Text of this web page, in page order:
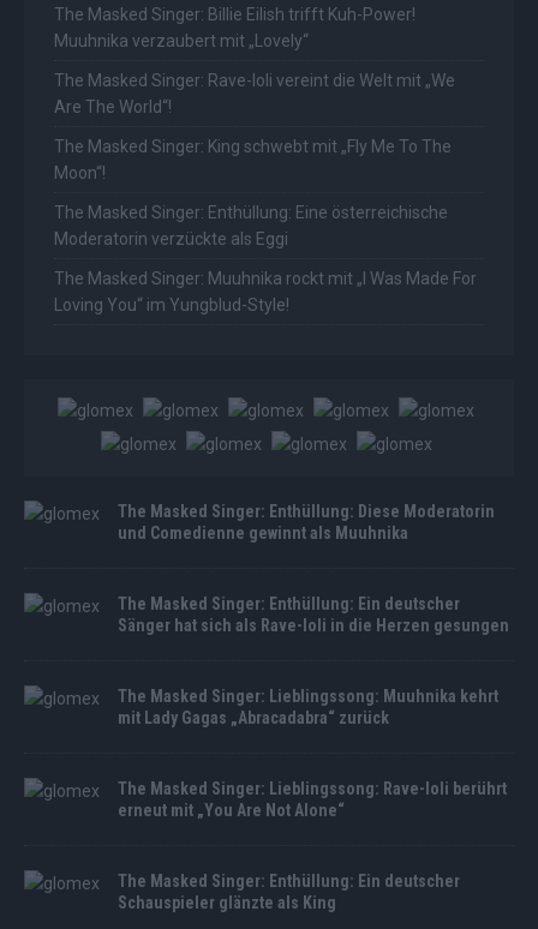
The Masked Singer: Billie Eilish trifft Kuh-Power!
Muuhnika verzaubert mit „Lovely“
The Masked Singer: Rave-Ioli vereint die Welt mit „We
Are The World“!
The Masked Singer: King schwebt mit „Fly Me To The
Moon“!
The Masked Singer: Enthüllung: Eine österreichische
Moderatorin verzückte als Eggi
The Masked Singer: Muuhnika rockt mit „I Was Made For
Loving You“ im Yungblud-Style!
The Masked Singer: Enthüllung: Diese Moderatorin
und Comedienne gewinnt als Muuhnika
The Masked Singer: Enthüllung: Ein deutscher
Sänger hat sich als Rave-Ioli in die Herzen gesungen
The Masked Singer: Lieblingssong: Muuhnika kehrt
mit Lady Gagas „Abracadabra“ zurück
The Masked Singer: Lieblingssong: Rave-Ioli berührt
erneut mit „You Are Not Alone“
The Masked Singer: Enthüllung: Ein deutscher
Schauspieler glänzte als King